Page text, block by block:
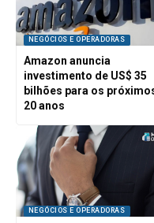
NEGÓCIOS E OPERADORAS
Amazon anuncia
investimento de US$ 35
bilhões para os
20 anos
NEGÓCIOS E OPERADORAS